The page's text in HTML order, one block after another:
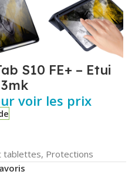
S10 FE+ – Etui
voir les prix
tablettes, Protections